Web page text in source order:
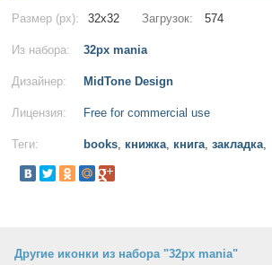
Размер (px): 32x32 Загрузок: 574
Из набора: 32px mania
Дизайнер: MidTone Design
Лицензия: Free for commercial use
Теги: books, книжка, книга, закладка,
Другие иконки из набора "32px mania"